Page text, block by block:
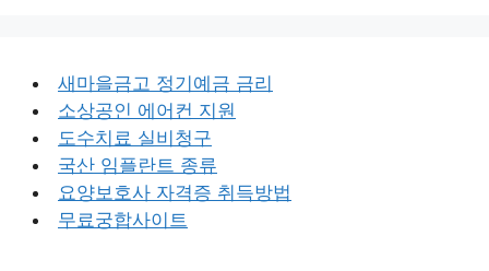
새마을금고 정기예금 금리
소상공인 에어컨 지원
도수치료 실비청구
국산 임플란트 종류
요양보호사 자격증 취득방법
무료궁합사이트